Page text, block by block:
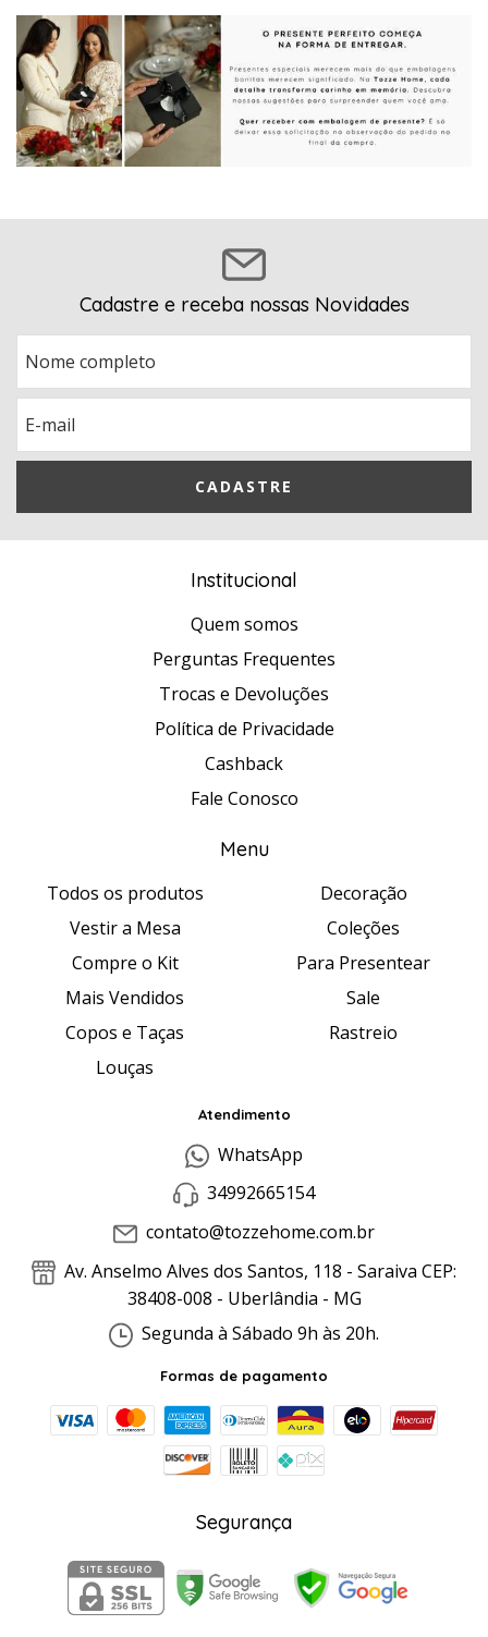
Cadastre e receba nossas Novidades
Institucional
Quem somos
Perguntas Frequentes
Trocas e Devoluções
Política de Privacidade
Cashback
Fale Conosco
Menu
Todos os produtos
Vestir a Mesa
Compre o Kit
Mais Vendidos
Copos e Taças
Louças
Decoração
Coleções
Para Presentear
Sale
Rastreio
Atendimento
WhatsApp
34992665154
contato@tozzehome.com.br
Av. Anselmo Alves dos Santos, 118 - Saraiva CEP:
38408-008 - Uberlândia - MG
Segunda à Sábado 9h às 20h.
Formas de pagamento
Segurança